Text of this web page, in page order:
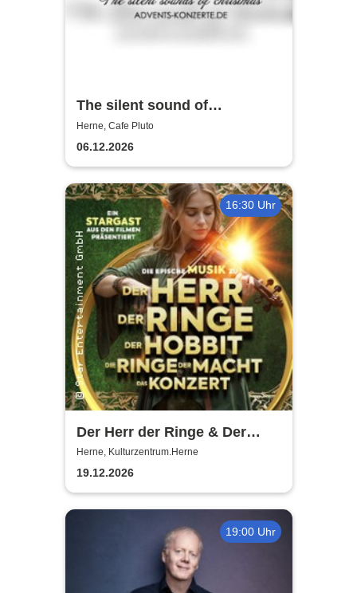
The silent sound of
Christmas 2026
Herne, Cafe Pluto
06.12.2026
16:30 Uhr
Der Herr der Ringe & Der
Hobbit
Herne, Kulturzentrum.Herne
19.12.2026
19:00 Uhr